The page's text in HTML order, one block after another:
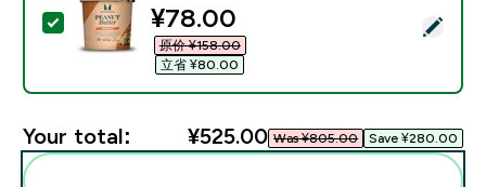
Select this product - 花生酱 - 原味 - 粗粒
discounted price
¥78.00‎
原价 ¥158.00‎
立省 ¥80.00‎
Your total: ¥525.00‎ Was ¥805.00‎ Save ¥280.00‎